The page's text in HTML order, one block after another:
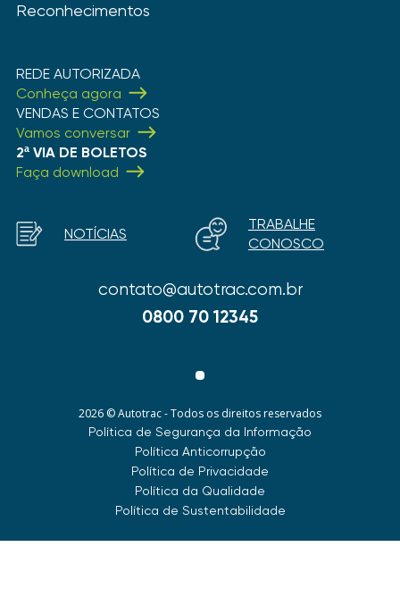
Reconhecimentos
REDE AUTORIZADA
Conheça agora
VENDAS E CONTATOS
Vamos conversar
2ª VIA DE BOLETOS
Faça download
contato@autotrac.com.br
0800 70 12345
NOTÍCIAS
TRABALHE
CONOSCO
2026 © Autotrac - Todos os direitos reservados
Política de Segurança da Informação
Política Anticorrupção
Política de Privacidade
Política da Qualidade
Política de Sustentabilidade